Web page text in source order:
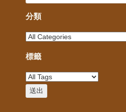
分類
標籤